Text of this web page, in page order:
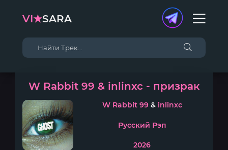
VI★SARA
W Rabbit 99 & inlinxc - призрак
W Rabbit 99& inlinxc
Русский Рэп
2026